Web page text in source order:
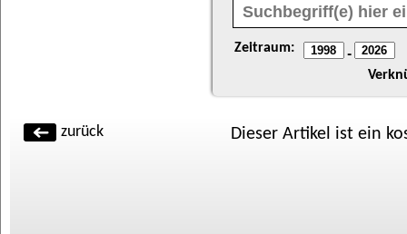
Zeitraum: -
zurück Dieser Artikel ist ein